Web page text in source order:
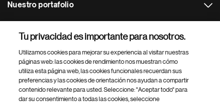
Nuestro portafolio
Footer Site Search
Tu privacidad es importante para nosotros.
Utilizamos cookies para mejorar su experiencia al visitar nuestras
páginas web: las cookies de rendimiento nos muestran cómo
utiliza esta página web, las cookies funcionales recuerdan sus
preferencias y las cookies de orientación nos ayudan a compartir
contenido relevante para usted. Seleccione: "Aceptar todo" para
dar su consentimiento a todas las cookies, seleccione